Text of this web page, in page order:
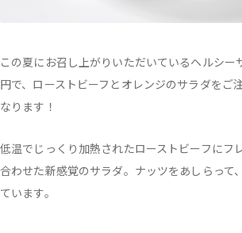
この夏にお召し上がりいただいているヘルシ
円で、ローストビーフとオレンジのサラダをご
なります！
低温でじっくり加熱されたローストビーフにフ
合わせた新感覚のサラダ。ナッツをあしらって
ています。